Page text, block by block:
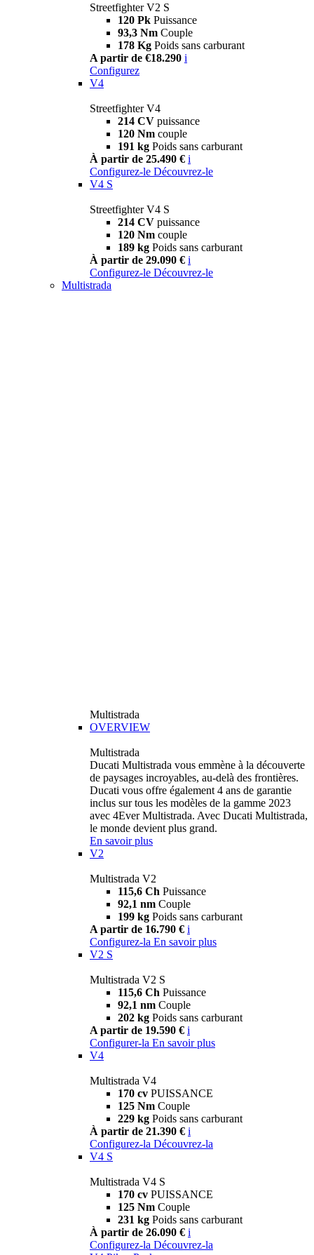
Streetfighter V2 S
120 Pk Puissance
93,3 Nm Couple
178 Kg Poids sans carburant
A partir de €18.290 i
Configurez
V4
Streetfighter V4
214 CV puissance
120 Nm couple
191 kg Poids sans carburant
À partir de 25.490 € i
Configurez-le Découvrez-le
V4 S
Streetfighter V4 S
214 CV puissance
120 Nm couple
189 kg Poids sans carburant
À partir de 29.090 € i
Configurez-le Découvrez-le
Multistrada
Multistrada
OVERVIEW
Multistrada
Ducati Multistrada vous emmène à la découverte
de paysages incroyables, au-delà des frontières.
Ducati vous offre également 4 ans de garantie
inclus sur tous les modèles de la gamme 2023
avec 4Ever Multistrada. Avec Ducati Multistrada,
le monde devient plus grand.
En savoir plus
V2
Multistrada V2
115,6 Ch Puissance
92,1 nm Couple
199 kg Poids sans carburant
A partir de 16.790 € i
Configurez-la En savoir plus
V2 S
Multistrada V2 S
115,6 Ch Puissance
92,1 nm Couple
202 kg Poids sans carburant
A partir de 19.590 € i
Configurer-la En savoir plus
V4
Multistrada V4
170 cv PUISSANCE
125 Nm Couple
229 kg Poids sans carburant
À partir de 21.390 € i
Configurez-la Découvrez-la
V4 S
Multistrada V4 S
170 cv PUISSANCE
125 Nm Couple
231 kg Poids sans carburant
À partir de 26.090 € i
Configurez-la Découvrez-la